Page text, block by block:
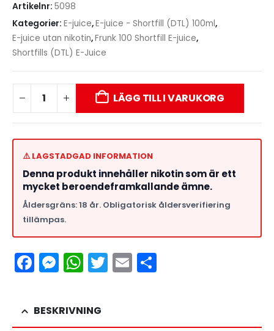
Artikelnr: 5098
Kategorier: E-juice,E-juice - Shortfill (DTL) 100ml,
E-juice utan nikotin,Frunk 100 Shortfill E-juice,
Shortfills (DTL) E-Juice
LÄGG TILL I VARUKORG
⚠️ LAGSTADGAD INFORMATION
Denna produkt innehåller nikotin som är ett
mycket beroendeframkallande ämne.
Åldersgräns: 18 år. Obligatorisk åldersverifiering
tillämpas.
Facebook
Messenger
WhatsApp
Twitter
Email
BESKRIVNING